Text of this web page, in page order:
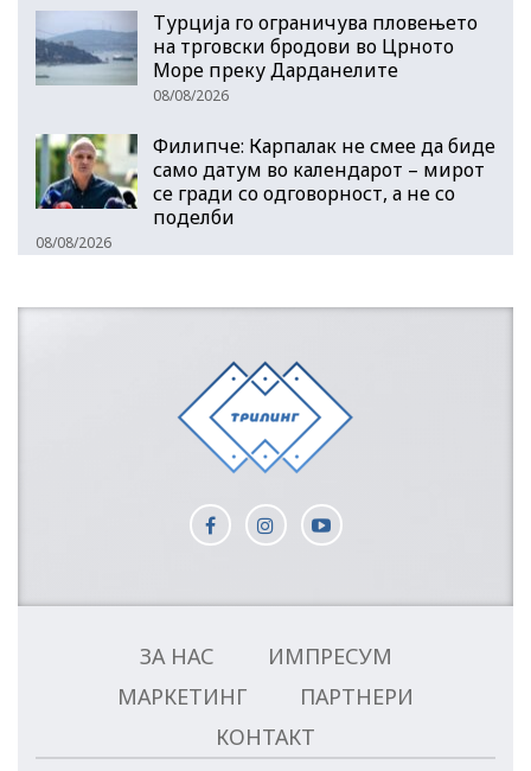
Турција го ограничува пловењето
на трговски бродови во Црното
Море преку Дарданелите
08/08/2026
Филипче: Карпалак не смее да биде
само датум во календарот – мирот
се гради со одговорност, а не со
поделби
08/08/2026
ЗА НАС
ИМПРЕСУМ
МАРКЕТИНГ
ПАРТНЕРИ
КОНТАКТ